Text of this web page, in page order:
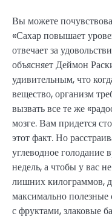
Вы можете
«Сахар повышает
отвечает за
объясняет Деймон
удивительным, что
вещество, организм
вызвать все те же
мозге. Вам придется
этот факт. Но
углеводное голодание
недель, а чтобы у вас
лишних килограммов,
максимально полезные
с фруктами, злаковые